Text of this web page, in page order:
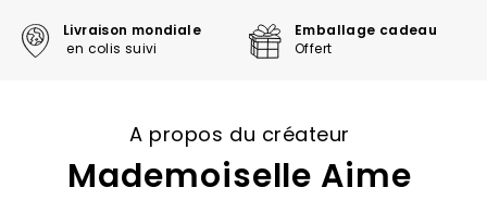
Livraison mondiale
en colis suivi
Emballage cadeau
Offert
A propos du créateur
Mademoiselle Aime